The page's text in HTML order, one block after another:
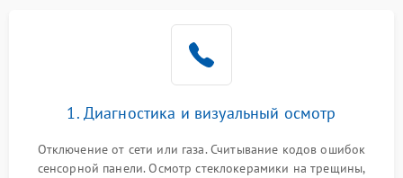
1. Диагностика и визуальный осмотр
Отключение от сети или газа. Считывание кодов ошибок
сенсорной панели. Осмотр стеклокерамики на трещины,